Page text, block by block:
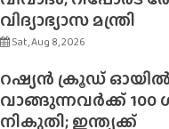
വിദ്യാഭ്യാസ മന്ത്രി
Sat, Aug 8, 2026
റഷ്യൻ ക്രൂഡ്
വാങ്ങുന്നവർക്ക് 100
നികുതി; ഇന്ത്യക്ക്